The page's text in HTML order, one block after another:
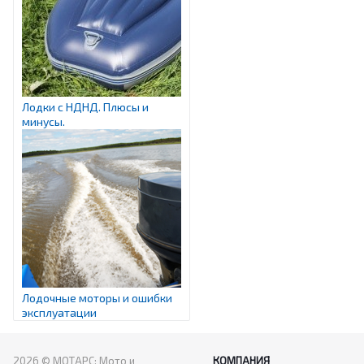
Лодки с НДНД. Плюсы и
минусы.
Лодочные моторы и ошибки
эксплуатации
2026 © МОТАРС: Мото и КОМПАНИЯ